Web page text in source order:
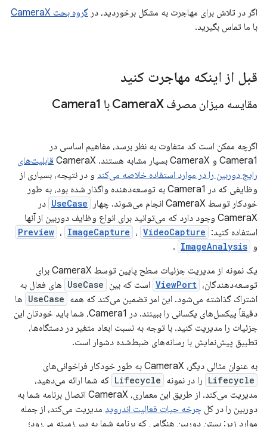
اگر در تلاش برای مهاجرت به مشکل برخوردید، در گروه بحث CameraX
با ما تماس بگیرید.
قبل از اینکه مهاجرت کنید
مقایسه میزان مصرف CameraX با Camera1
اگرچه ممکن است کد متفاوت به نظر برسد، مفاهیم اساسی در
Camera1 و CameraX بسیار مشابه هستند. CameraX
قابلیت‌های
رایج دوربین را در موارد استفاده خلاصه می‌کند و در نتیجه، بسیاری از
وظایفی که در Camera1 به توسعه‌دهنده واگذار شده بود، به طور
خودکار توسط CameraX انجام می‌شوند. چهار
UseCase در
CameraX وجود دارد که می‌توانید برای انواع وظایف دوربین از آنها
استفاده کنید:
Preview ، ImageCapture ، VideoCapture
و ImageAnalysis
.
یک نمونه از مدیریت جزئیات سطح پایین توسط CameraX برای
توسعه‌دهندگان، ViewPort است که بین UseCase های فعال به
اشتراک گذاشته می‌شود. این امر تضمین می‌کند که همه UseCase ها
دقیقاً پیکسل‌های یکسانی را ببینند. در Camera1، شما باید خودتان این
جزئیات را مدیریت کنید. با توجه به نسبت ابعاد متغیر در دستگاه‌ها،
تطبیق پیش‌نمایش با رسانه‌های ضبط‌شده دشوار است.
به عنوان مثالی دیگر، CameraX به طور خودکار فراخوانی‌های
Lifecycle را در نمونه Lifecycle که شما ارائه می‌دهید،
مدیریت می‌کند. از طریق این معماری، CameraX اتصال برنامه شما به
دوربین را در کل چرخه حیات فعالیت اندروید مدیریت می‌کند، از جمله
موارد زیر: بستن دوربین هنگامی که برنامه شما به پس‌زمینه می‌رود؛